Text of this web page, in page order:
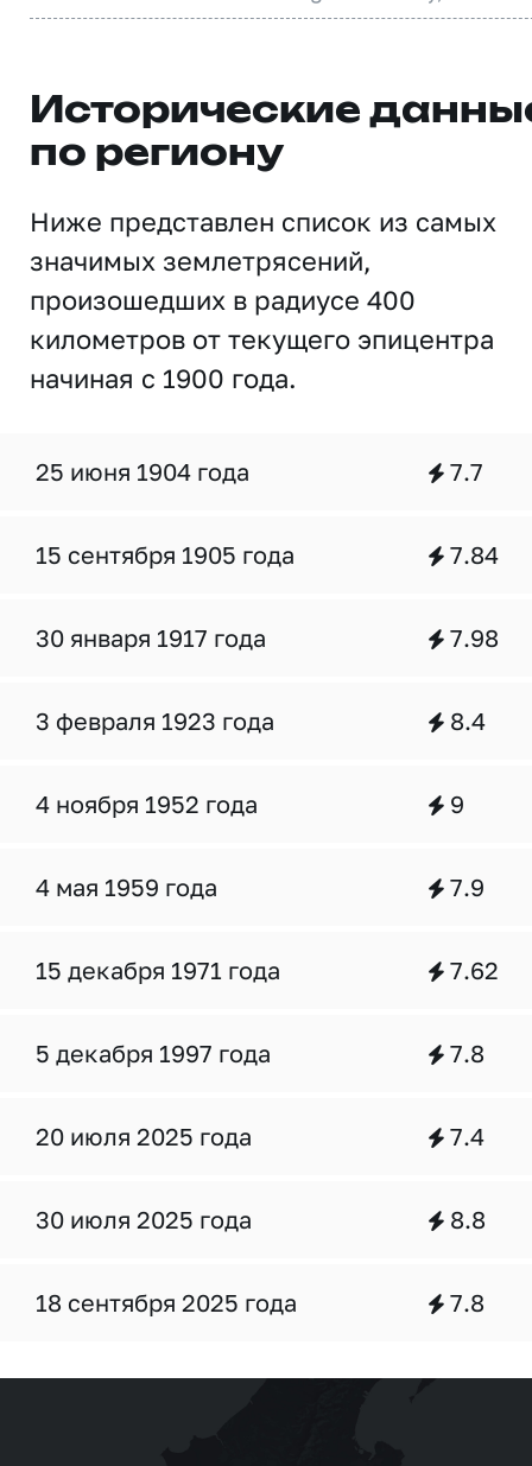
Исторические
по региону
Ниже представлен список из самых
значимых землетрясений,
произошедших в радиусе 400
километров от текущего эпицентра
начиная с 1900 года.
25 июня 1904 года 7.7
15 сентября 1905 года 7.84
30 января 1917 года 7.98
3 февраля 1923 года 8.4
4 ноября 1952 года 9
4 мая 1959 года 7.9
15 декабря 1971 года 7.62
5 декабря 1997 года 7.8
20 июля 2025 года 7.4
30 июля 2025 года 8.8
18 сентября 2025 года 7.8